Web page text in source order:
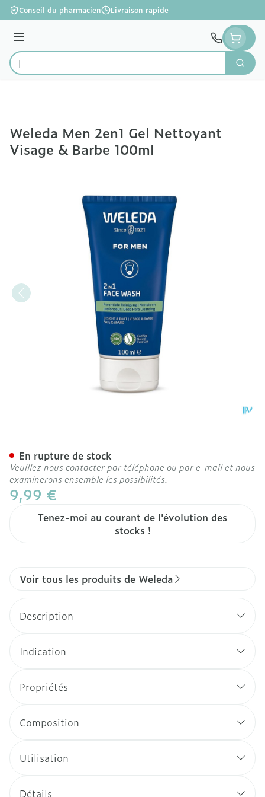
Aller au contenu
Conseil du pharmacien Livraison rapide
Menu
Rechercher
Weleda Men 2en1 Gel Nettoyant
Visage & Barbe 100ml
9,99 €
Tenez-moi au courant de l'évolution des
stocks !
En rupture de stock
Veuillez nous contacter par téléphone ou par e-mail et nous
examinerons ensemble les possibilités.
Voir tous les produits de Weleda
Description
Indication
Propriétés
Composition
Utilisation
Détails